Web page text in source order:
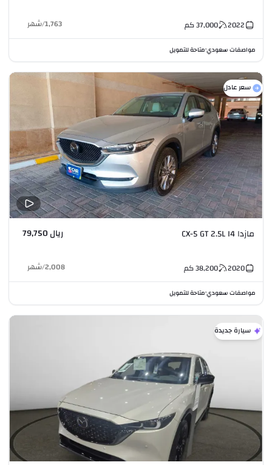
2022
37,000كم 1,763
/شهر
مواصفات سعودي•متاحة للتمويل
سعر عادل
مازدا CX-5 GT 2.5L I4 ريال 79,750
2020
38,200كم 2,008
/شهر
مواصفات سعودي•متاحة للتمويل
سيارة جديدة